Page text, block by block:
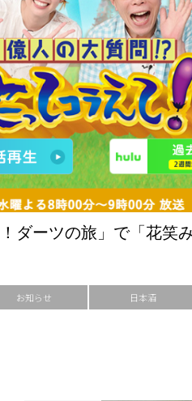
ダーツの旅」で「花笑
お知らせ 日本酒